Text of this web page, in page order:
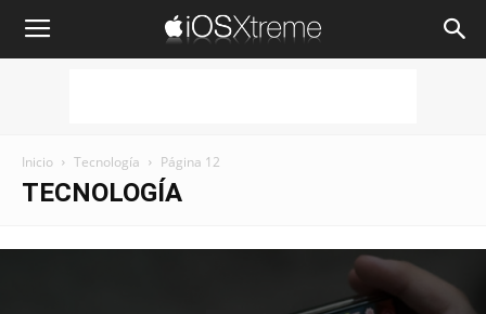
iOSXtreme
Inicio Tecnología Página 12
TECNOLOGÍA